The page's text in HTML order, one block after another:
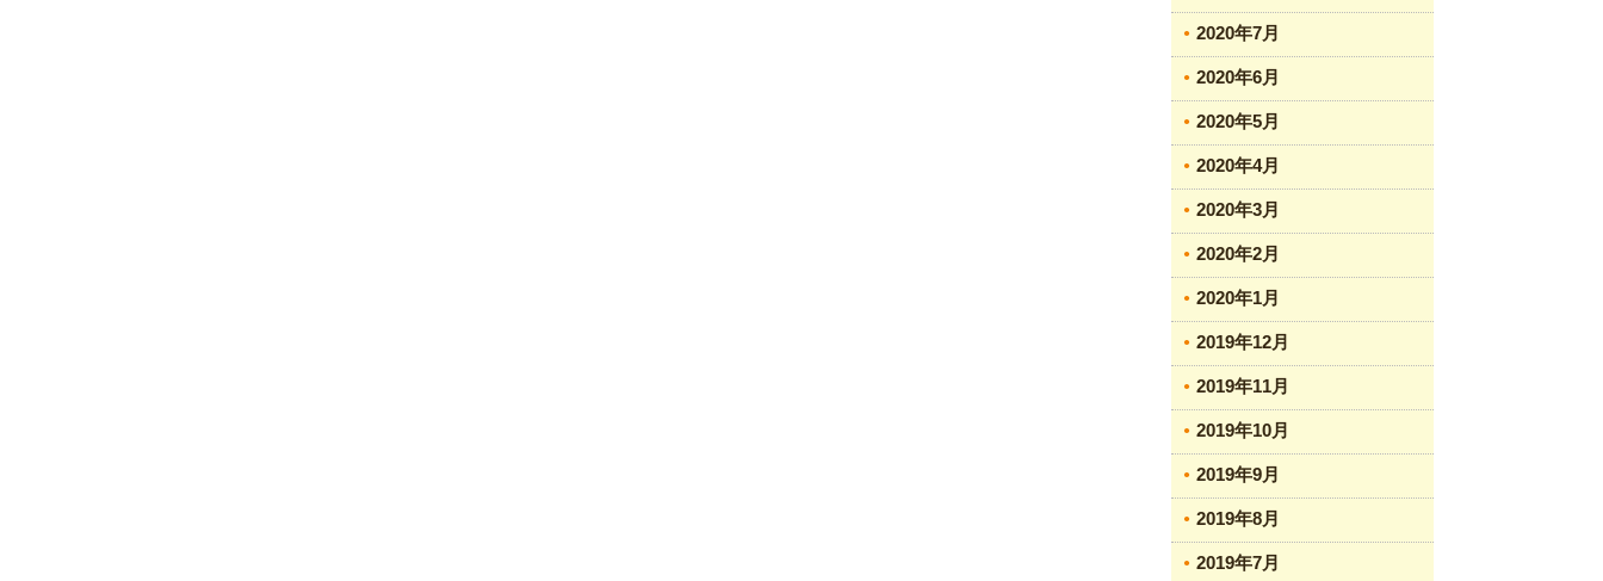
2020年7月
2020年6月
2020年5月
2020年4月
2020年3月
2020年2月
2020年1月
2019年12月
2019年11月
2019年10月
2019年9月
2019年8月
2019年7月